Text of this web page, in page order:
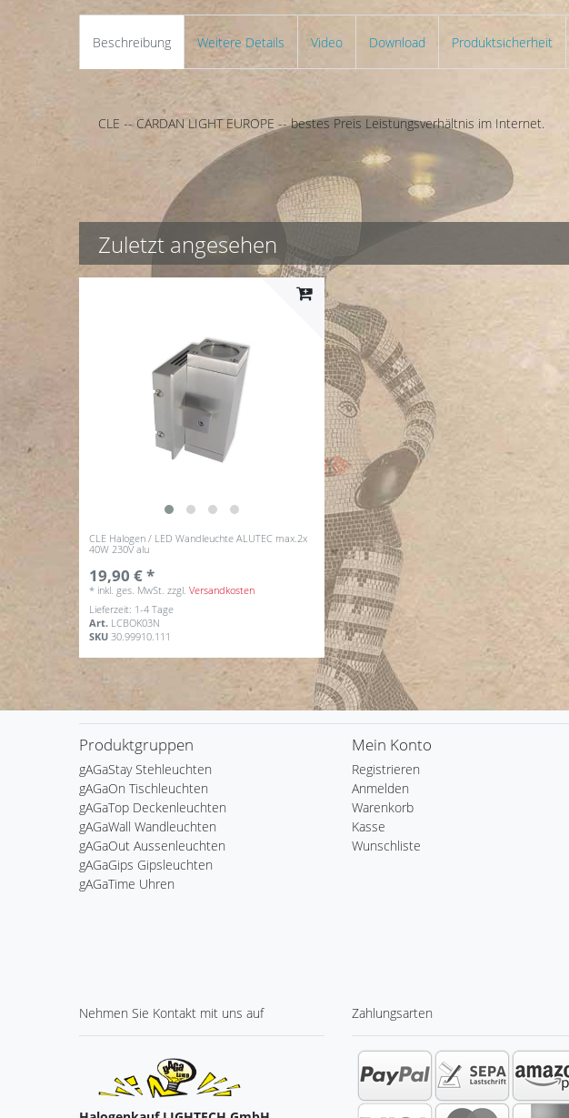
Beschreibung Weitere Details Video Download Produktsicherheit
CLE -- CARDAN LIGHT EUROPE -- bestes Preis Leistungsverhältnis im Internet.
Zuletzt angesehen
CLE Halogen / LED Wandleuchte ALUTEC max.2x
40W 230V alu
19,90 € *
* inkl. ges. MwSt. zzgl.Versandkosten
Lieferzeit: 1-4 Tage
Art. LCBOK03N
SKU 30.99910.111
Produktgruppen
gAGaStay Stehleuchten
gAGaOn Tischleuchten
gAGaTop Deckenleuchten
gAGaWall Wandleuchten
gAGaOut Aussenleuchten
gAGaGips Gipsleuchten
gAGaTime Uhren
Mein Konto
Registrieren
Anmelden
Warenkorb
Kasse
Wunschliste
Nehmen Sie Kontakt mit uns auf Zahlungsarten